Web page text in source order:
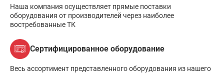
Наша компания осуществляет прямые поставки
оборудования от производителей через наиболее
востребованные ТК
Сертифицированное оборудование
Весь ассортимент представленного оборудования из нашего